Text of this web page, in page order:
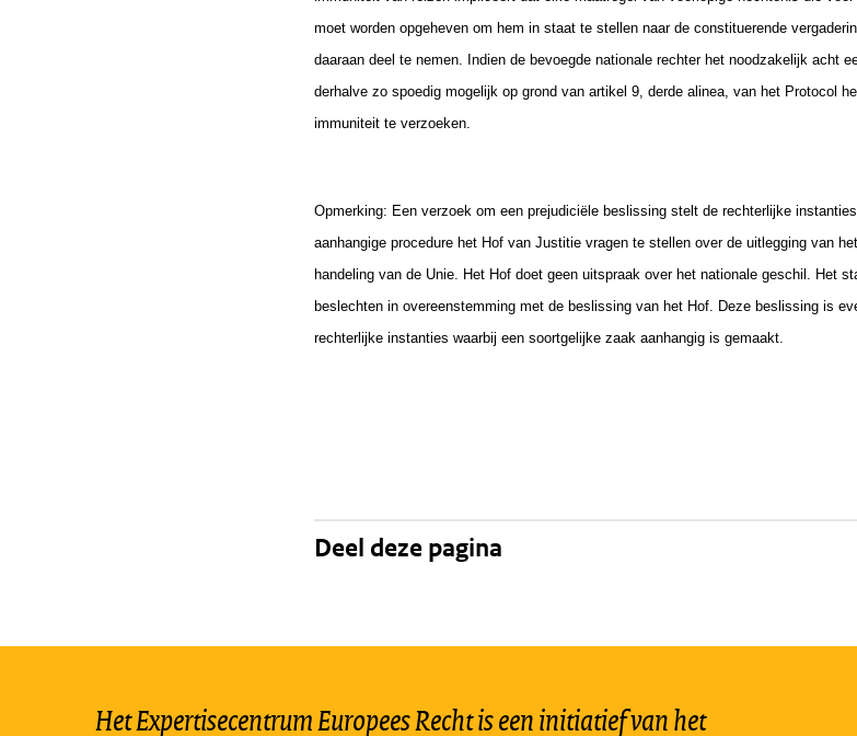
moet worden opgeheven om hem in staat te stellen naar de constituerende
daaraan deel te nemen. Indien de bevoegde nationale rechter het noodzakelijk acht
derhalve zo spoedig mogelijk op grond van artikel 9, derde alinea, van het Protocol
immuniteit te verzoeken.
Opmerking: Een verzoek om een prejudiciële beslissing stelt de rechterlijke
aanhangige procedure het Hof van Justitie vragen te stellen over de uitlegging van
handeling van de Unie. Het Hof doet geen uitspraak over het nationale geschil. Het
beslechten in overeenstemming met de beslissing van het Hof. Deze beslissing is
rechterlijke instanties waarbij een soortgelijke zaak aanhangig is gemaakt.
Deel deze pagina
Het Expertisecentrum Europees Recht is een initiatief van het